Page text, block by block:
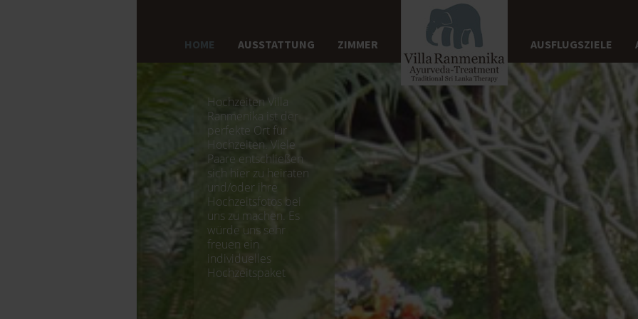
HOME AUSSTATTUNG ZIMMER AUSFLUGSZIELE
Hochzeiten Villa
Ranmenika ist der
perfekte Ort für
Hochzeiten. Viele
Paare entschließen
sich hier zu heiraten
und/oder ihre
Hochzeitsfotos bei
uns zu machen. Es
würde uns sehr
freuen ein
individuelles
Hochzeitspaket